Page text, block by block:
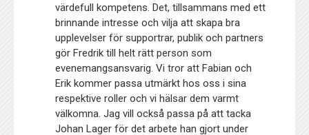
värdefull kompetens. Det, tillsammans med ett
brinnande intresse och vilja att skapa bra
upplevelser för supportrar, publik och partners
gör Fredrik till helt rätt person som
evenemangsansvarig. Vi tror att Fabian och
Erik kommer passa utmärkt hos oss i sina
respektive roller och vi hälsar dem varmt
välkomna. Jag vill också passa på att tacka
Johan Lager för det arbete han gjort under